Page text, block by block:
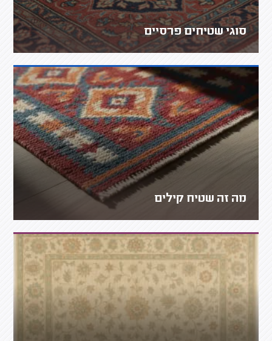
סוגי שטיחים פרסיים
מה זה שטיח קילים